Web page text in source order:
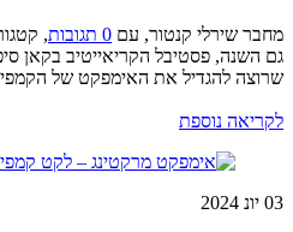
מחבר שירלי קנטור, עם 0 תגובות ,
שרוצה להגדיל את האימפקט של
לקריאה נוספת
03 יונ 2024